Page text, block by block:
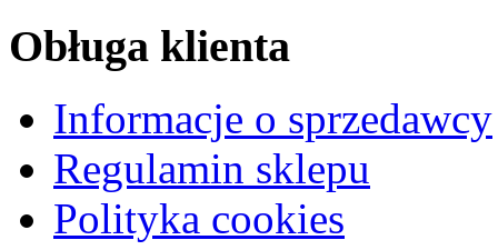
Obługa klienta
Informacje o sprzedawcy
Regulamin sklepu
Polityka cookies